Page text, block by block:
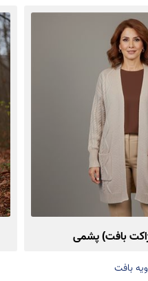
بافت) پشمی
بافت